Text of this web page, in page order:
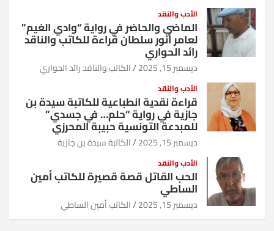
الأدب والنقد
الماضي والحاضر في رواية “وادي الغيم”
لعامر أنور سلطان قراءة للكاتب والناقد
رائد الحواري
ديسمبر 15, 2025 الكاتب والناقد رائد الحواري
الأدب والنقد
قراءة نقدية انطباعية للكاتبة سيدة بن
جازية في رواية “حلم… في جسدي”
للمبدعة التونسية حبيبة المحرزي
ديسمبر 15, 2025 الكاتبة سيدة بن جازية
الأدب والنقد
الحب القاتل قصة قصيرة للكاتب أمين
الساطي
ديسمبر 15, 2025 الكاتب أمين الساطي